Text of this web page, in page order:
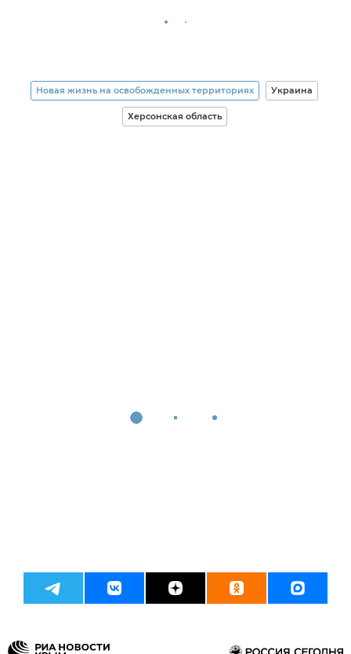
Новая жизнь на освобожденных территориях Украина
Херсонская область